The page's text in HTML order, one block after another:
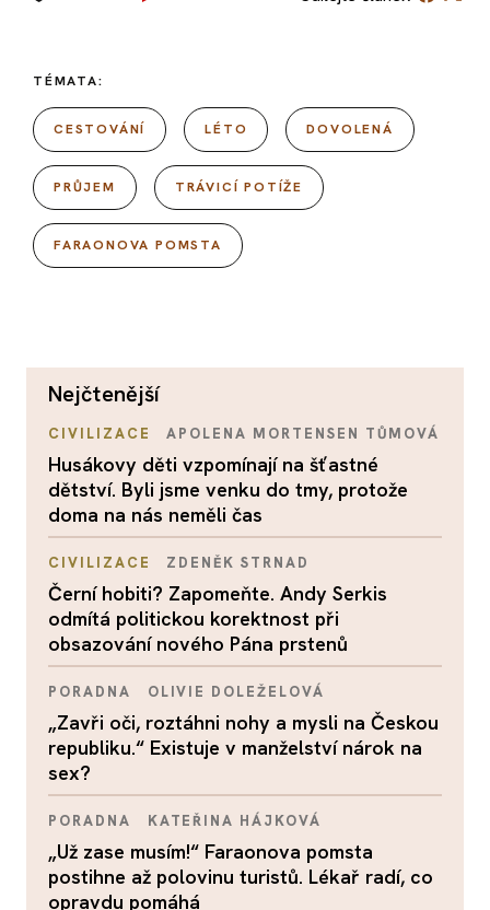
TÉMATA:
CESTOVÁNÍ LÉTO DOVOLENÁ
PRŮJEM TRÁVICÍ POTÍŽE
FARAONOVA POMSTA
nejčtenější
CIVILIZACE APOLENA MORTENSEN TŮMOVÁ
Husákovy děti vzpomínají na šťastné
dětství. Byli jsme venku do tmy, protože
doma na nás neměli čas
CIVILIZACE ZDENĚK STRNAD
Černí hobiti? Zapomeňte. Andy Serkis
odmítá politickou korektnost při
obsazování nového Pána prstenů
PORADNA OLIVIE DOLEŽELOVÁ
„Zavři oči, roztáhni nohy a mysli na Českou
republiku.“ Existuje v manželství nárok na
sex?
PORADNA KATEŘINA HÁJKOVÁ
„Už zase musím!“ Faraonova pomsta
postihne až polovinu turistů. Lékař radí, co
opravdu pomáhá